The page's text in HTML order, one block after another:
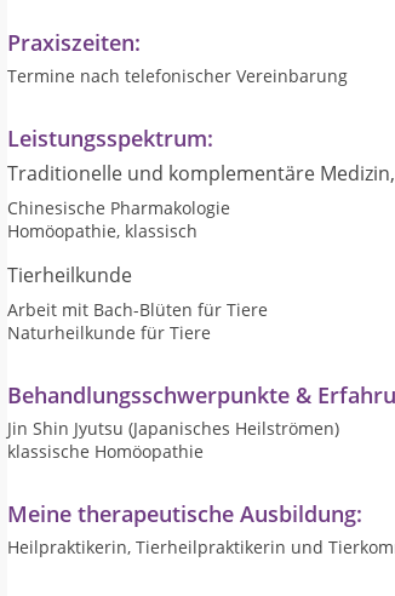
Praxiszeiten:
Termine nach telefonischer Vereinbarung
Leistungsspektrum:
Traditionelle und komplementäre
Chinesische Pharmakologie
Homöopathie, klassisch
Tierheilkunde
Arbeit mit Bach-Blüten für Tiere
Naturheilkunde für Tiere
Behandlungsschwerpunkte &
Jin Shin Jyutsu (Japanisches Heilströmen)
klassische Homöopathie
Meine therapeutische Ausbildung:
Heilpraktikerin, Tierheilpraktikerin und